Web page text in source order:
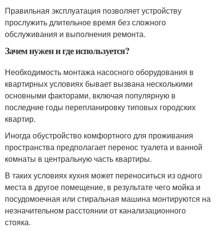
Правильная эксплуатация позволяет устройству
прослужить длительное время без сложного
обслуживания и выполнения ремонта.
Зачем нужен и где используется?
Необходимость монтажа насосного оборудования в
квартирных условиях бывает вызвана несколькими
основными факторами, включая популярную в
последние годы перепланировку типовых городских
квартир.
Иногда обустройство комфортного для проживания
пространства предполагает перенос туалета и ванной
комнаты в центральную часть квартиры.
В таких условиях кухня может переноситься из одного
места в другое помещение, в результате чего мойка и
посудомоечная или стиральная машина монтируются на
незначительном расстоянии от канализационного
стояка.